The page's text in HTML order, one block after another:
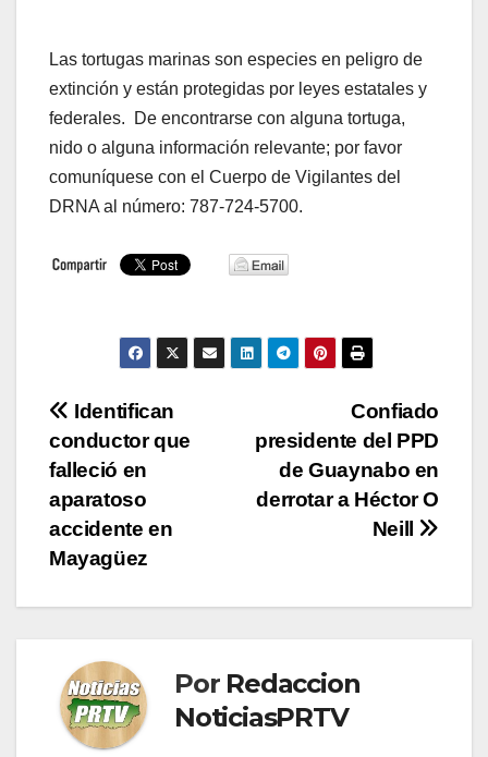
Las tortugas marinas son especies en peligro de
extinción y están protegidas por leyes estatales y
federales. De encontrarse con alguna tortuga,
nido o alguna información relevante; por favor
comuníquese con el Cuerpo de Vigilantes del
DRNA al número: 787-724-5700.
Navegación
de
entradas
Confiado
presidente del PPD
de Guaynabo en
derrotar a Héctor O
Neill
Identifican
conductor que
falleció en
aparatoso
accidente en
Mayagüez
Por Redaccion
NoticiasPRTV